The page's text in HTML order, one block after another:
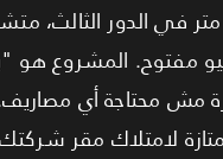
مكتب إداري بمساحة 164 متر
مش محتاجة أي
لامتلاك مقر